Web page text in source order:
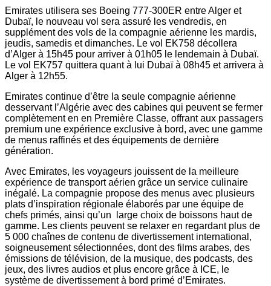
Emirates utilisera ses Boeing 777-300ER entre Alger et
Dubaï, le nouveau vol sera assuré les vendredis, en
supplément des vols de la compagnie aérienne les mardis,
jeudis, samedis et dimanches. Le vol EK758 décollera
d’Alger à 15h45 pour arriver à 01h05 le lendemain à Dubaï.
Le vol EK757 quittera quant à lui Dubaï à 08h45 et arrivera à
Alger à 12h55.
Emirates continue d’être la seule compagnie aérienne
desservant l’Algérie avec des cabines qui peuvent se fermer
complètement en en Première Classe, offrant aux passagers
premium une expérience exclusive à bord, avec une gamme
de menus raffinés et des équipements de dernière
génération.
Avec Emirates, les voyageurs jouissent de la meilleure
expérience de transport aérien grâce un service culinaire
inégalé. La compagnie propose des menus avec plusieurs
plats d’inspiration régionale élaborés par une équipe de
chefs primés, ainsi qu’un large choix de boissons haut de
gamme. Les clients peuvent se relaxer en regardant plus de
5 000 chaînes de contenu de divertissement international,
soigneusement sélectionnées, dont des films arabes, des
émissions de télévision, de la musique, des podcasts, des
jeux, des livres audios et plus encore grâce à ICE, le
système de divertissement à bord primé d’Emirates.